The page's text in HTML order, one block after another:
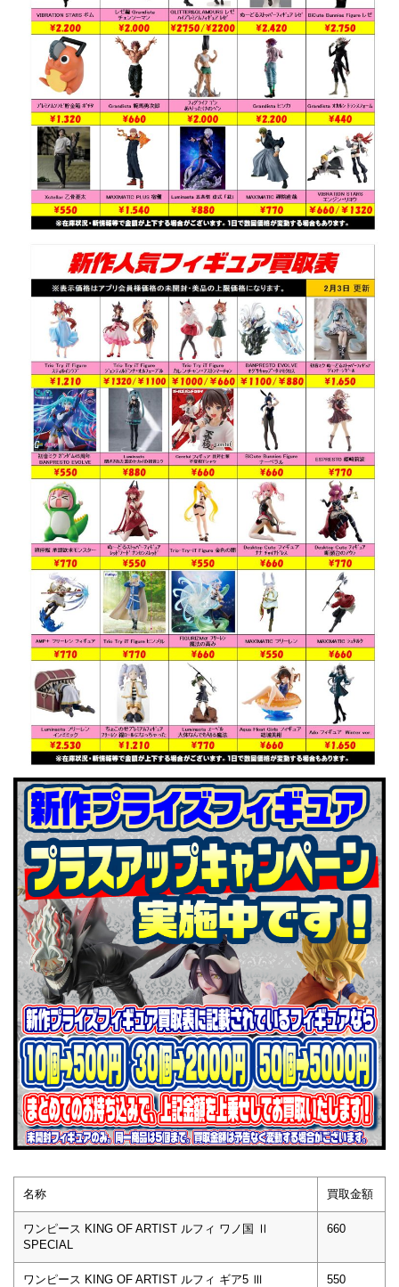
名称 買取金額
ワンピース KING OF ARTIST ルフィ ワノ国 Ⅱ
SPECIAL
660
ワンピース KING OF ARTIST ルフィ ギア5 Ⅲ 550